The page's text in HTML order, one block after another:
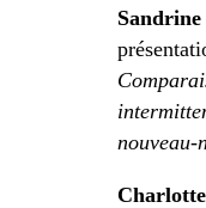
Sandrine
nouveau-